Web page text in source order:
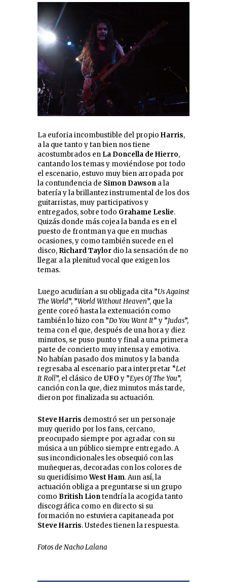
La euforia incombustible del propio Harris,
a la que tanto y tan bien nos tiene
acostumbrados en La Doncella de Hierro,
cantando los temas y moviéndose por todo
el escenario, estuvo muy bien arropada por
la contundencia de Simon Dawson a la
batería y la brillantez instrumental de los dos
guitarristas, muy participativos y
entregados, sobre todo Grahame Leslie.
Quizás donde más cojea la banda es en el
puesto de frontman ya que en muchas
ocasiones, y como también sucede en el
disco, Richard Taylor dio la sensación de no
llegar a la plenitud vocal que exigen los
temas.
Luego acudirían a su obligada cita ”Us Against
The World”, ”World Without Heaven”, que la
gente coreó hasta la extenuación como
también lo hizo con ”Do You Want It” y ”Judas”,
tema con el que, después de una hora y diez
minutos, se puso punto y final a una primera
parte de concierto muy intensa y emotiva.
No habían pasado dos minutos y la banda
regresaba al escenario para interpretar “Let
It Roll”, el clásico de UFO y ”Eyes Of The You”,
canción con la que, diez minutos más tarde,
dieron por finalizada su actuación.
Steve Harris demostró ser un personaje
muy querido por los fans, cercano,
preocupado siempre por agradar con su
música a un público siempre entregado. A
sus incondicionales les obsequió con las
muñequeras, decoradas con los colores de
su queridísimoWest Ham. Aun así, la
actuación obliga a preguntarse si un grupo
como British Liontendría la acogida tanto
discográfica como en directo si su
formación no estuviera capitaneada por
Steve Harris. Ustedes tienen la respuesta.
Fotos de Nacho Lalana